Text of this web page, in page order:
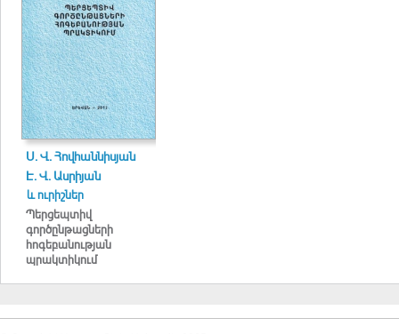
Ս. Վ. Հովհաննիսյան
Է. Վ. Ասրիյան
և ուրիշներ
Պերցեպտիվ
գործընթացների
հոգեբանության
պրակտիկում